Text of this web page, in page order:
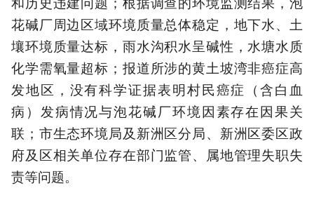
花碱厂周边区域环境质量总体稳定，地下水、土
壤环境质量达标，雨水沟积水呈碱性，水塘水质
化学需氧量超标；报道所涉的黄土坡湾非癌症高
发地区，没有科学证据表明村民癌症（含白血
病）发病情况与泡花碱厂环境因素存在因果关
联；市生态环境局及新洲区分局、新洲区委区政
府及区相关单位存在部门监管、属地管理失职失
责等问题。